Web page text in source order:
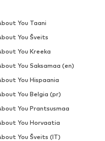
You Taani
You Šveits
You Kreeka
You Saksamaa (en)
You Hispaania
You Belgia (pr)
You Prantsusmaa
You Horvaatia
You Šveits (IT)